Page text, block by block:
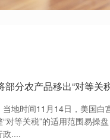
部分农产品移出“对等关
地时间11月14日，美国白
对等关税”的适用范围易操
政....